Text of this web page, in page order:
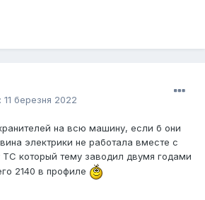
11 березня 2022
на всю машину, если б они
электрики не работала вместе с
ТС который тему заводил двумя годами
2140 в профиле